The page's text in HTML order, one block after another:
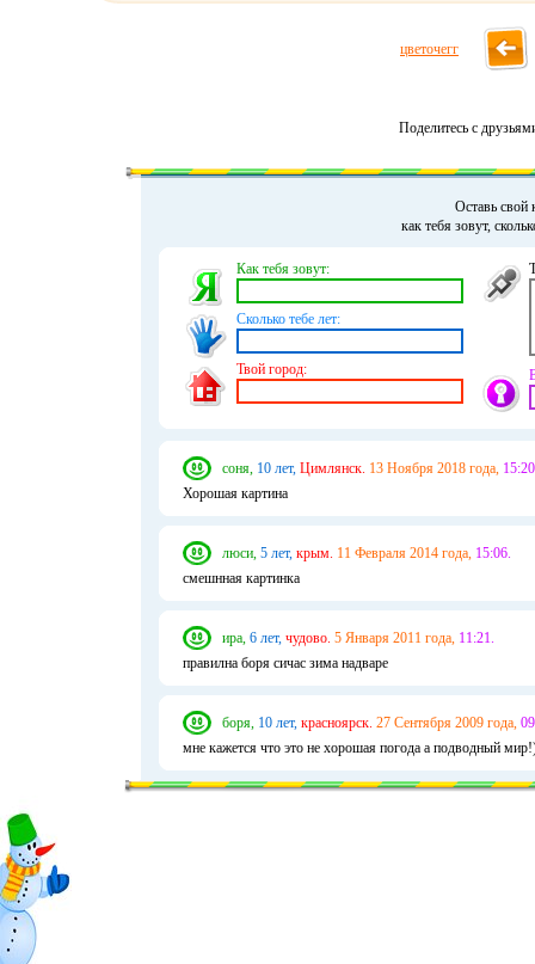
цветочегг
Поделитесь с
Оставь свой
как тебя зовут,
Как тебя зовут:
Сколько тебе лет:
Твой город:
соня, 10 лет, Цимлянск. 13 Ноября 2018 года,
Хорошая картина
люси, 5 лет, крым. 11 Февраля 2014 года, 15:06.
смешнная картинка
ира, 6 лет, чудово. 5 Января 2011 года, 11:21.
правилна боря сичас зима надваре
боря, 10 лет, красноярск. 27 Сентября 2009 года,
мне кажется что это не хорошая погода а подводный